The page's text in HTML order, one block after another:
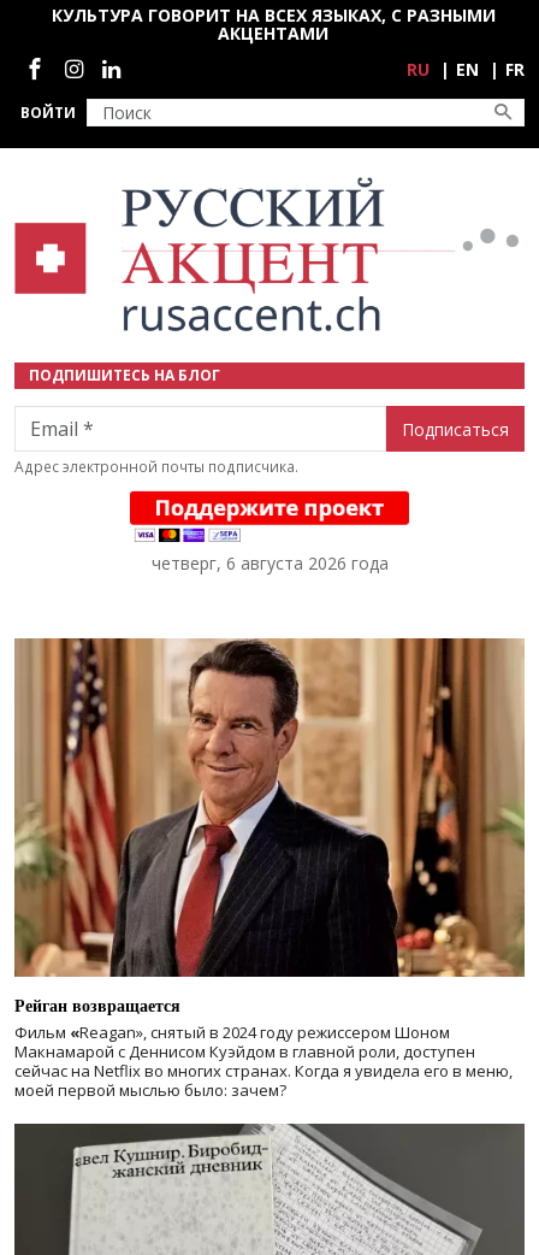
Перейти к основному содержанию
ВОЙТИ
КУЛЬТУРА ГОВОРИТ НА ВСЕХ ЯЗЫКАХ, С РАЗНЫМИ
АКЦЕНТАМИ
Социальные сети
RU EN FR
ПОДПИШИТЕСЬ НА БЛОГ
Email
Адрес электронной почты подписчика.
четверг, 6 августа 2026 года
Рейган возвращается
Фильм «Reagan», снятый в 2024 годурежиссером Шоном
Макнамарой с Деннисом Куэйдом в главной роли, доступен
сейчас на Netflix во многих странах. Когда я увидела его в меню,
моей первой мыслью было: зачем?